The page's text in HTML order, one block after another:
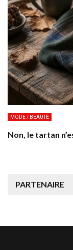
MODE / BEAUTÉ
Non, le tartan
PARTENAIRE